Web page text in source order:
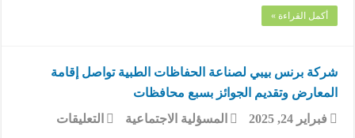
شو
مغلقة
أكمل القراءة »
شركة برنس بيبي لصناعة الحفاظات الطبية تواصل إقامة
المعارض وتقديم الجوائز بسبع محافظات
فبراير 24, 2025
المسؤلية الاجتماعية التعليقات